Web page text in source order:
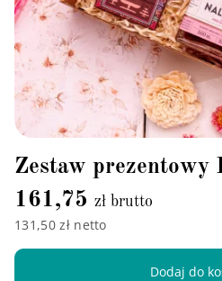
Zestaw prezentowy
161,75 zł brutto
131,50 zł netto
Dodaj do